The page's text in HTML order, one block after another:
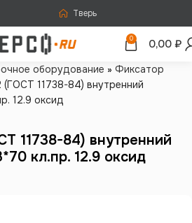
Тверь
0 0,00 ₽
оборудование » Фиксатор
(ГОСТ 11738-84) внутренний
12.9 оксид
11738-84) внутренний
кл.пр. 12.9 оксид